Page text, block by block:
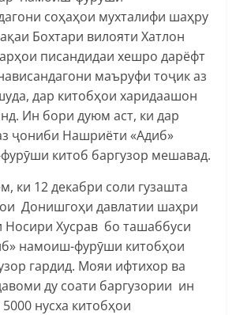
соҳаҳои мухталифи шаҳру
Бохтари вилояти Хатлон
писандидаи хешро дарёфт
маъруфи тоҷик аз
дар китобҳои харидаашон
Ин бори дуюм аст, ки дар
ҷониби Нашриёти «Адиб»
китоб баргузор мешавад.
ки 12 декабри соли гузашта
Донишгоҳи давлатии шаҳри
Носири Хусрав бо ташаббуси
намоиш-фурӯши китобҳои
гардид. Мояи ифтихор ва
ду соати баргузории ин
нусха китобҳои